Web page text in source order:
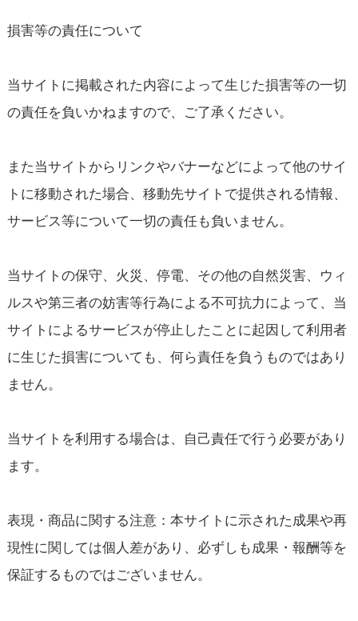
損害等の責任について
当サイトに掲載された内容によって生じた損害等の一切
の責任を負いかねますので、ご了承ください。
また当サイトからリンクやバナーなどによって他のサイ
トに移動された場合、移動先サイトで提供される情報、
サービス等について一切の責任も負いません。
当サイトの保守、火災、停電、その他の自然災害、ウィ
ルスや第三者の妨害等行為による不可抗力によって、当
サイトによるサービスが停止したことに起因して利用者
に生じた損害についても、何ら責任を負うものではあり
ません。
当サイトを利用する場合は、自己責任で行う必要があり
ます。
表現・商品に関する注意：本サイトに示された成果や再
現性に関しては個人差があり、必ずしも成果・報酬等を
保証するものではございません。